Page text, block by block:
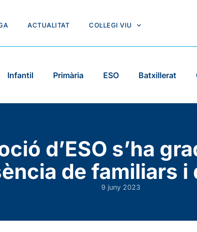
ACTUALITAT COL·LEGI VIU
Infantil Primària ESO Batxillerat
d’ESO s’ha
de familiars i
9 juny 2023